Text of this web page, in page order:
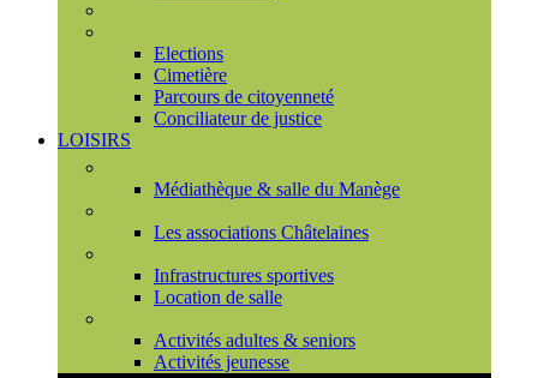
Elections
Cimetière
Parcours de citoyenneté
Conciliateur de justice
LOISIRS
Médiathèque & salle du Manège
Les associations Châtelaines
Infrastructures sportives
Location de salle
Activités adultes & seniors
Activités jeunesse